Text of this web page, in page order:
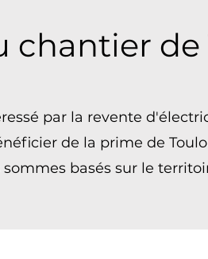
chantier de
par la revente
de la prime de
basés sur le